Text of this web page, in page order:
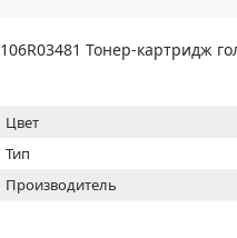
106R03481 Тонер-картридж
Цвет
Тип
Производитель